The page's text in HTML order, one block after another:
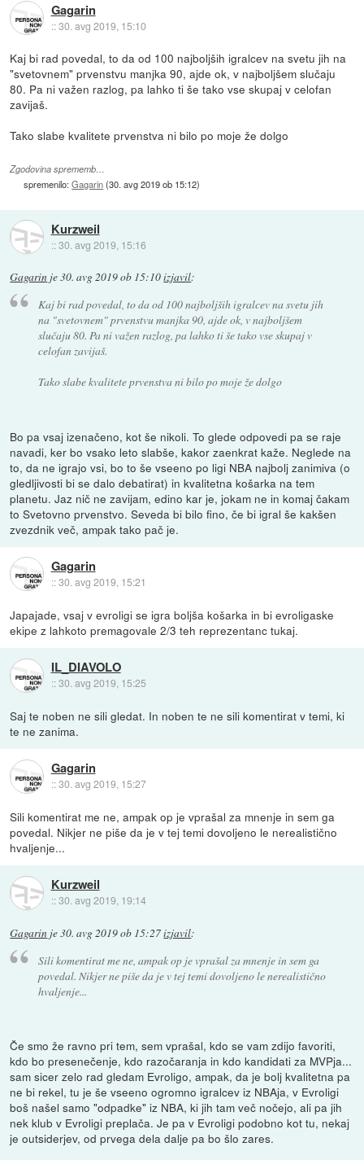
Gagarin
::30. avg 2019, 15:10
Kaj bi rad povedal, to da od 100 najboljših igralcev na svetu jih na
"svetovnem" prvenstvu manjka 90, ajde ok, v najboljšem slučaju
80. Pa ni važen razlog, pa lahko ti še tako vse skupaj v celofan
zavijaš.
Tako slabe kvalitete prvenstva ni bilo po moje že dolgo
Zgodovina sprememb…
spremenilo:Gagarin(30. avg 2019 ob 15:12)
Kurzweil
::30. avg 2019, 15:16
Gagarin je30. avg 2019 ob 15:10izjavil:
Kaj bi rad povedal, to da od 100 najboljših igralcev na svetu jih
na "svetovnem" prvenstvu manjka 90, ajde ok, v najboljšem
slučaju 80. Pa ni važen razlog, pa lahko ti še tako vse skupaj v
celofan zavijaš.
Tako slabe kvalitete prvenstva ni bilo po moje že dolgo
Bo pa vsaj izenačeno, kot še nikoli. To glede odpovedi pa se raje
navadi, ker bo vsako leto slabše, kakor zaenkrat kaže. Neglede na
to, da ne igrajo vsi, bo to še vseeno po ligi NBA najbolj zanimiva (o
gledljivosti bi se dalo debatirat) in kvalitetna košarka na tem
planetu. Jaz nič ne zavijam, edino kar je, jokam ne in komaj čakam
to Svetovno prvenstvo. Seveda bi bilo fino, če bi igral še kakšen
zvezdnik več, ampak tako pač je.
Gagarin
::30. avg 2019, 15:21
Japajade, vsaj v evroligi se igra boljša košarka in bi evroligaske
ekipe z lahkoto premagovale 2/3 teh reprezentanc tukaj.
IL_DIAVOLO
::30. avg 2019, 15:25
Saj te noben ne sili gledat. In noben te ne sili komentirat v temi, ki
te ne zanima.
Gagarin
::30. avg 2019, 15:27
Sili komentirat me ne, ampak op je vprašal za mnenje in sem ga
povedal. Nikjer ne piše da je v tej temi dovoljeno le nerealistično
hvaljenje...
Kurzweil
::30. avg 2019, 19:14
Gagarin je30. avg 2019 ob 15:27izjavil:
Sili komentirat me ne, ampak op je vprašal za mnenje in sem ga
povedal. Nikjer ne piše da je v tej temi dovoljeno le nerealistično
hvaljenje...
Če smo že ravno pri tem, sem vprašal, kdo se vam zdijo favoriti,
kdo bo presenečenje, kdo razočaranja in kdo kandidati za MVPja...
sam sicer zelo rad gledam Evroligo, ampak, da je bolj kvalitetna pa
ne bi rekel, tu je še vseeno ogromno igralcev iz NBAja, v Evroligi
boš našel samo "odpadke" iz NBA, ki jih tam več nočejo, ali pa jih
nek klub v Evroligi preplača. Je pa v Evroligi podobno kot tu, nekaj
je outsiderjev, od prvega dela dalje pa bo šlo zares.